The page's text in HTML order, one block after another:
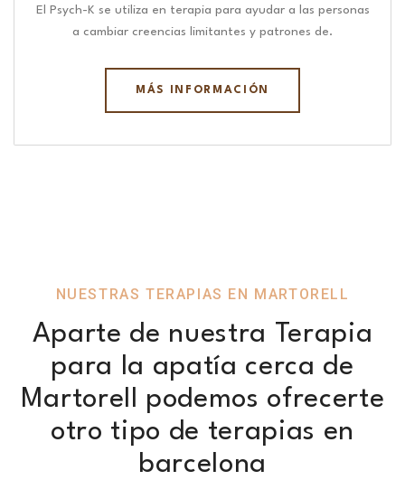
El Psych-K se utiliza en terapia para ayudar a las personas
a cambiar creencias limitantes y patrones de.
MÁS INFORMACIÓN
NUESTRAS TERAPIAS EN MARTORELL
Aparte de nuestra Terapia
para la apatía cerca de
Martorell podemos ofrecerte
otro tipo de terapias en
barcelona